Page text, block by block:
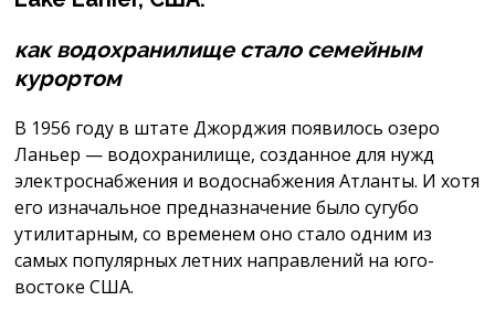
как водохранилище стало семейным
курортом
В 1956 году в штате Джорджия появилось озеро
Ланьер — водохранилище, созданное для нужд
электроснабжения и водоснабжения Атланты. И хотя
его изначальное предназначение было сугубо
утилитарным, со временем оно стало одним из
самых популярных летних направлений на юго-
востоке США.